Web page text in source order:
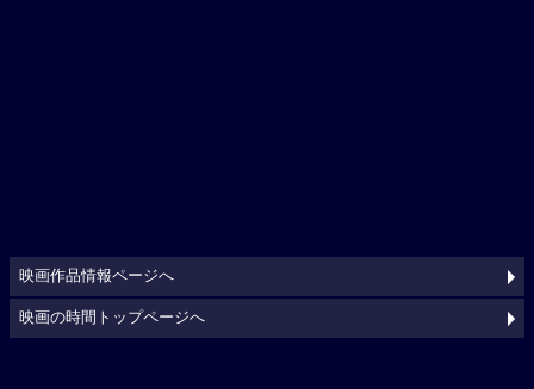
映画作品情報ページへ
映画の時間トップページへ